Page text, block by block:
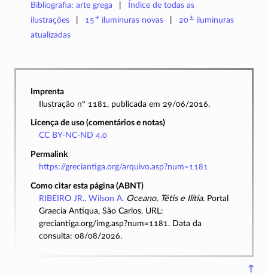
Bibliografia: arte grega
Índice de todas as
ilustrações
15+ iluminuras novas 20±iluminuras
atualizadas
Imprenta
Ilustração nº 1181, publicada em 29/06/2016.
Licença de uso (comentários e notas)
CC BY-NC-ND 4.0
Permalink
https://greciantiga.org/arquivo.asp?num=1181
Como citar esta página (ABNT)
RIBEIRO JR., Wilson A. Oceano, Tétis e Ilítia. Portal
Graecia Antiqua, São Carlos. URL:
greciantiga.org/img.asp?num=1181. Data da
consulta: 08/08/2026.
↑